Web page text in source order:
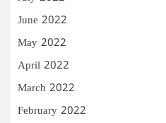
June 2022
May 2022
April 2022
March 2022
February 2022